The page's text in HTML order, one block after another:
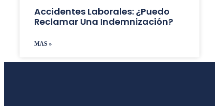
Accidentes Laborales: ¿puedo
Reclamar Una Indemnización?
MAS »